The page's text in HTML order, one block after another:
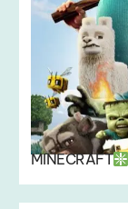
MINECRAFT